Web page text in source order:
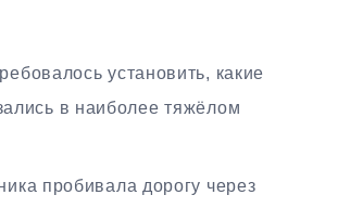
установить, какие
в наиболее тяжёлом
пробивала дорогу через